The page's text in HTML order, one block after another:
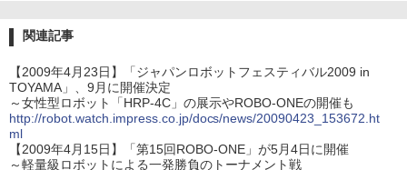
関連記事
【2009年4月23日】「ジャパンロボットフェスティバル2009 in
TOYAMA」、9月に開催決定
～女性型ロボット「HRP-4C」の展示やROBO-ONEの開催も
http://robot.watch.impress.co.jp/docs/news/20090423_153672.ht
ml
【2009年4月15日】「第15回ROBO-ONE」が5月4日に開催
～軽量級ロボットによる一発勝負のトーナメント戦